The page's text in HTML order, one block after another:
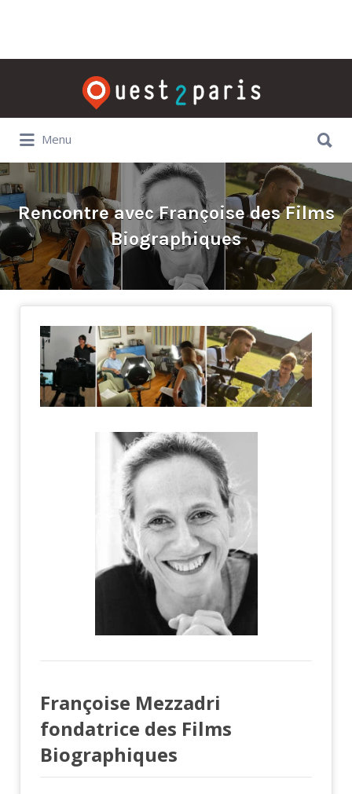
Rechercher:
Menu
Rencontre avec Françoise des Films
Biographiques
Françoise Mezzadri
fondatrice des Films
Biographiques